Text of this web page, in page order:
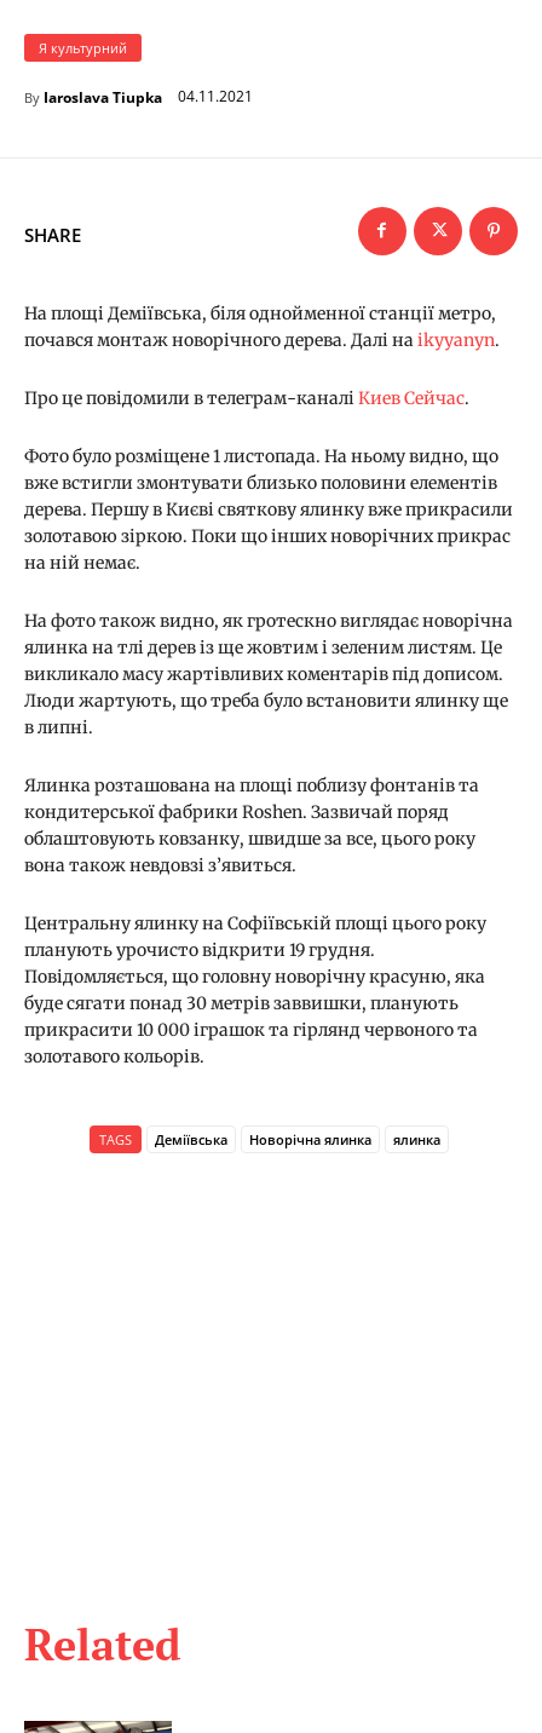
Я культурний
By Iaroslava Tiupka 04.11.2021
Related
SHARE
На площі Деміївська, біля однойменної станції метро,
почався монтаж новорічного дерева. Далі на ikyyanyn.
Про це повідомили в телеграм-каналі Киев Сейчас.
Фото було розміщене 1 листопада. На ньому видно, що
вже встигли змонтувати близько половини елементів
дерева. Першу в Києві святкову ялинку вже прикрасили
золотавою зіркою. Поки що інших новорічних прикрас
на ній немає.
На фото також видно, як гротескно виглядає новорічна
ялинка на тлі дерев із ще жовтим і зеленим листям. Це
викликало масу жартівливих коментарів під дописом.
Люди жартують, що треба було встановити ялинку ще
в липні.
Ялинка розташована на площі поблизу фонтанів та
кондитерської фабрики Roshen. Зазвичай поряд
облаштовують ковзанку, швидше за все, цього року
вона також невдовзі з’явиться.
Центральну ялинку на Софіївській площі цього року
планують урочисто відкрити 19 грудня.
Повідомляється, що головну новорічну красуню, яка
буде сягати понад 30 метрів заввишки, планують
прикрасити 10 000 іграшок та гірлянд червоного та
золотавого кольорів.
TAGS Деміївська Новорічна ялинка ялинка